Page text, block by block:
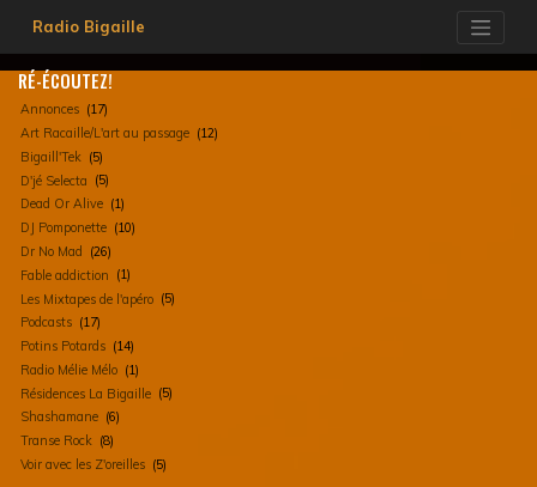
content
Radio Bigaille
RÉ-ÉCOUTEZ!
Annonces (17)
Art Racaille/L'art au passage (12)
Bigaill'Tek (5)
D'jé Selecta (5)
Dead Or Alive (1)
DJ Pomponette (10)
Dr No Mad
(26)
Fable addiction (1)
Les Mixtapes de l'apéro (5)
Podcasts (17)
Potins Potards (14)
Radio Mélie Mélo (1)
Résidences La Bigaille (5)
Shashamane (6)
Transe Rock (8)
Voir avec les Z'oreilles (5)